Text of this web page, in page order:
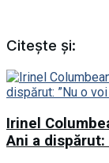
Citește și:
Irinel
Ani a dispărut: